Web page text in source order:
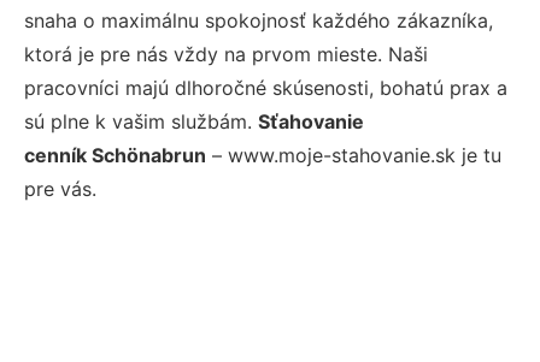
snaha o maximálnu spokojnosť každého zákazníka,
ktorá je pre nás vždy na prvom mieste. Naši
pracovníci majú dlhoročné skúsenosti, bohatú prax a
sú plne k vašim službám. Sťahovanie
cenník Schönabrun – www.moje-stahovanie.sk je tu
pre vás.